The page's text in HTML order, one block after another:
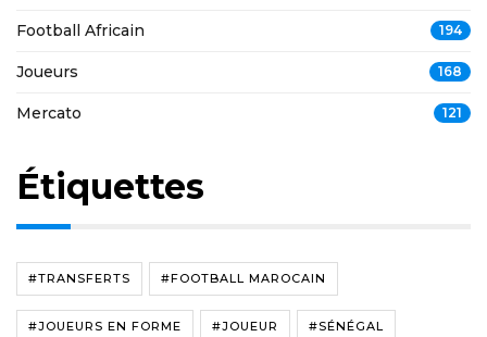
Football Africain 194
Joueurs 168
Mercato 121
Étiquettes
#TRANSFERTS #FOOTBALL MAROCAIN
#JOUEURS EN FORME #JOUEUR #SÉNÉGAL